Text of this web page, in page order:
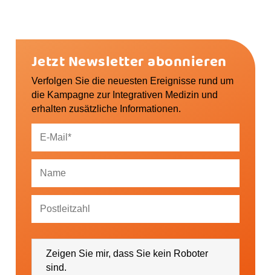
Jetzt Newsletter abonnieren
Verfolgen Sie die neuesten Ereignisse rund um
die Kampagne zur Integrativen Medizin und
erhalten zusätzliche Informationen.
Veranstaltungen sowie regionale Ereignisse (falls
gewünscht bitte PLZ eintragen) informieren darf.
Zeigen Sie mir, dass Sie kein Roboter
sind.